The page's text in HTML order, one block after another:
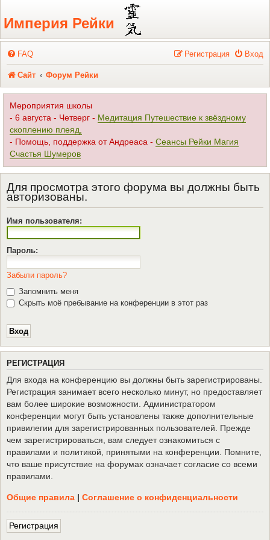
Регистрация
Империя Рейки
FAQ Вход
Регистрация
Сайт Форум Рейки
Мероприятия школы
- 6 августа - Четверг - Медитация Путешествие к звёздному
скоплению плеяд,
- Помощь, поддержка от Андреаса - Сеансы Рейки Магия
Счастья Шумеров
Для просмотра этого форума вы должны быть
авторизованы.
Имя пользователя:
Пароль:
Забыли пароль?
Запомнить меня
Скрыть моё пребывание на конференции в этот раз
РЕГИСТРАЦИЯ
Для входа на конференцию вы должны быть зарегистрированы.
Регистрация занимает всего несколько минут, но предоставляет
вам более широкие возможности. Администратором
конференции могут быть установлены также дополнительные
привилегии для зарегистрированных пользователей. Прежде
чем зарегистрироваться, вам следует ознакомиться с
правилами и политикой, принятыми на конференции. Помните,
что ваше присутствие на форумах означает согласие со всеми
правилами.
Общие правила | Соглашение о конфиденциальности
Регистрация